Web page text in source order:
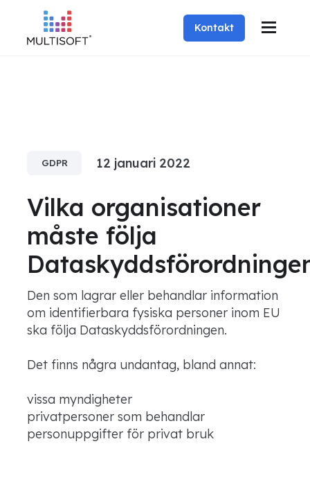
Kontakt
12 januari 2022
GDPR
Vilka organisationer
måste följa
Den som lagrar eller behandlar information
om identifierbara fysiska personer inom EU
ska följa Dataskyddsförordningen.
Det finns några undantag, bland annat:
vissa myndigheter
privatpersoner som behandlar
personuppgifter för privat bruk